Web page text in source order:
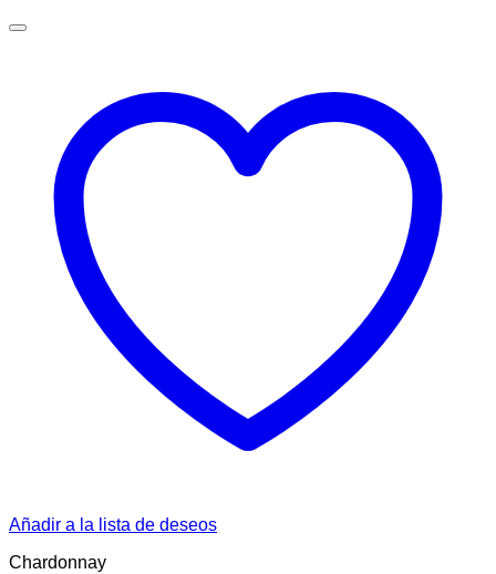
Añadir a la lista de deseos
Chardonnay